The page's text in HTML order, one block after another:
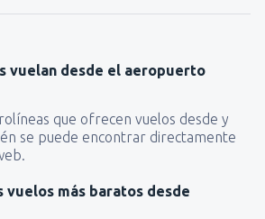
vuelan desde el aeropuerto
que ofrecen vuelos desde y
se puede encontrar directamente
vuelos más baratos desde